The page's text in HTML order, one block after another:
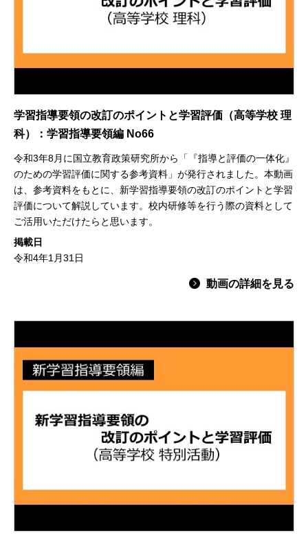
学習指導要領の改訂のポイントと学習評価（高等学校 理
科）：学習指導要領編 No66
令和3年8月に国立教育政策研究所から「『指導と評価の一体化』
のための学習評価に関する参考資料」が発行されました。本動画
は、参考資料をもとに、新学習指導要領の改訂のポイントと学習
評価について解説しています。校内研修等を行う際の資料として
ご活用いただけたらと思います。
掲載日
令和4年1月31日
動画の詳細を見る